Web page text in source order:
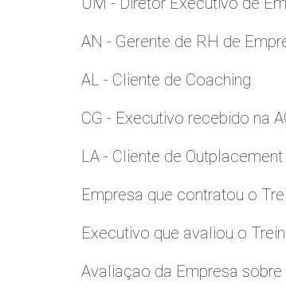
AN - Gerente de RH de
AL - Cliente de Coaching
CG - Executivo recebido na
LA - Cliente de Outplacement
Empresa que contratou o
Executivo que avaliou o
Avaliaçao da Empresa